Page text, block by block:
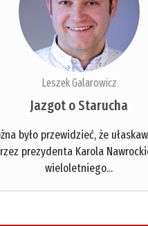
Leszek Galarowicz
Jazgot o Starucha
było przewidzieć, że
prezydenta Karola
wieloletniego...